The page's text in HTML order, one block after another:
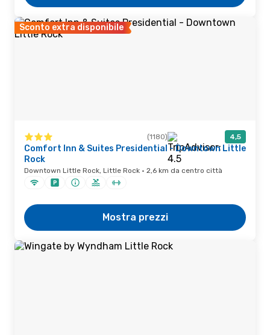
Sconto extra disponibile
(1180) 4,5
Comfort Inn & Suites Presidential - Downtown Little
Rock
Downtown Little Rock, Little Rock · 2,6 km da centro città
Mostra prezzi